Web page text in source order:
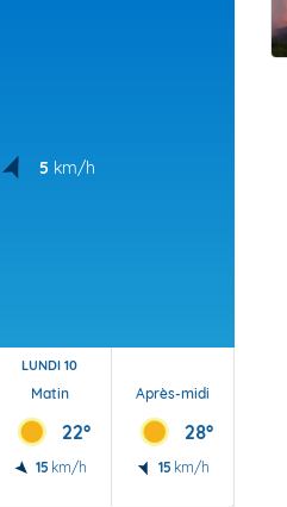
5 km/h
LUNDI 10
Matin
22°
15 km/h
Après-midi
28°
15 km/h